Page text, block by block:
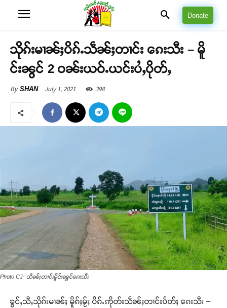
Donate
သိုၵ်းမၢၼ်ႈပိၵ်ႉသဵၼ်ႈတၢင်း ၵေးသီး – မိူ
င်းၼွင် 2 ဝၼ်းယဝ်ႉယင်းပႆႇပိုတ်ႇ
By SHAN July 1, 2021 398
Photo CJ- သဵၼ်ႈတၢင်းမိူင်းၼွင်ၵေးသီး
ၶွင်ႇသီႇသိုၵ်းမၢၼ်ႈ မိူၵ်ႈမႂ်ႈ ပိၵ်ႉဢိုတ်းသဵၼ်ႈတၢင်းပႅတ်ႈ ၵေးသီး –